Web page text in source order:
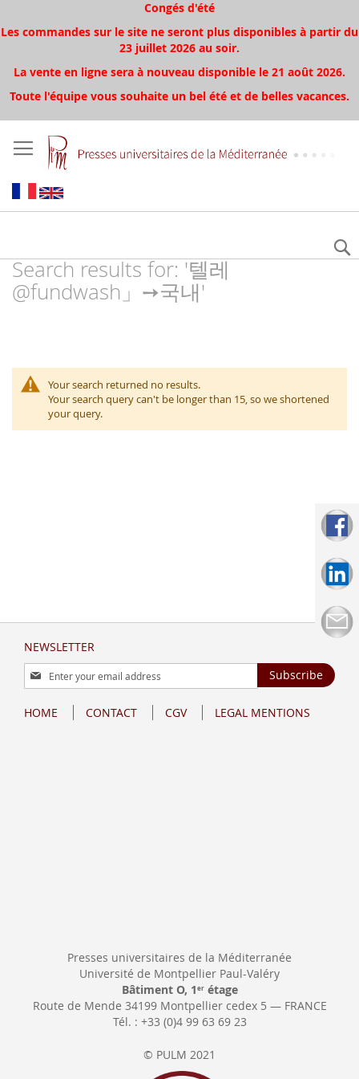
Congés d'été
Les commandes sur le site ne seront plus disponibles à partir du
23 juillet 2026 au soir.
La vente en ligne sera à nouveau disponible le 21 août 2026.
Toute l'équipe vous souhaite un bel été et de belles vacances.
Search results for: '텔레
@fundwash」➙국내'
Your search returned no results.
Your search query can't be longer than 15, so we shortened
your query.
NEWSLETTER
Sign
Up
Our
Subscribe
HOME CONTACT CGV LEGAL MENTIONS
Presses universitaires de la Méditerranée
Université de Montpellier Paul-Valéry
Bâtiment O, 1 erétage
Route de Mende 34199 Montpellier cedex 5 — FRANCE
Tél. : +33 (0)4 99 63 69 23
© PULM 2021